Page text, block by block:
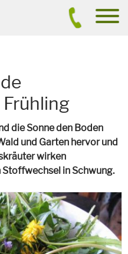
die Sonne den Boden
und Garten hervor und
wirken
in Schwung.